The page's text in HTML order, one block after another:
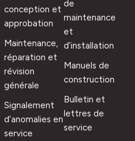
conception et
approbation
Maintenance,
réparation et
révision
générale
Signalement
d’anomalies en
service
de
maintenance
et
d’installation
Manuels de
construction
Bulletin et
lettres de
service